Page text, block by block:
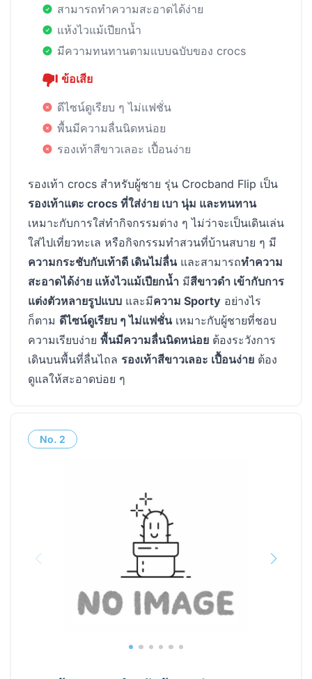
สามารถทำความสะอาดได้ง่าย
แห้งไวแม้เปียกน้ำ
มีความทนทานตามแบบฉบับของ crocs
ข้อเสีย
ดีไซน์ดูเรียบ ๆ ไม่แฟชั่น
พื้นมีความลื่นนิดหน่อย
รองเท้าสีขาวเลอะ เปื้อนง่าย
รองเท้า crocs สำหรับผู้ชาย รุ่น Crocband Flip เป็น
รองเท้าแตะ crocs ที่ใส่ง่าย เบา นุ่ม และทนทาน
เหมาะกับการใส่ทำกิจกรรมต่าง ๆ ไม่ว่าจะเป็นเดินเล่น
ใส่ไปเที่ยวทะเล หรือกิจกรรมทำสวนที่บ้านสบาย ๆ มี
ความกระชับกับเท้าดี เดินไม่ลื่นและสามารถทำความ
สะอาดได้ง่าย แห้งไวแม้เปียกน้ำ มีสีขาวดำ เข้ากับการ
แต่งตัวหลายรูปแบบ และมีความ Sporty อย่างไร
ก็ตาม ดีไซน์ดูเรียบ ๆ ไม่แฟชั่นเหมาะกับผู้ชายที่ชอบ
ความเรียบง่าย พื้นมีความลื่นนิดหน่อย ต้องระวังการ
เดินบนพื้นที่ลื่นไถล รองเท้าสีขาวเลอะ เปื้อนง่าย ต้อง
ดูแลให้สะอาดบ่อย ๆ
No. 2